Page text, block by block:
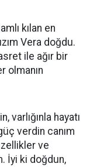
kılan en
Vera doğdu.
ile ağır bir
olmanın
varlığınla hayatı
verdin canım
ve
İyi ki doğdun,